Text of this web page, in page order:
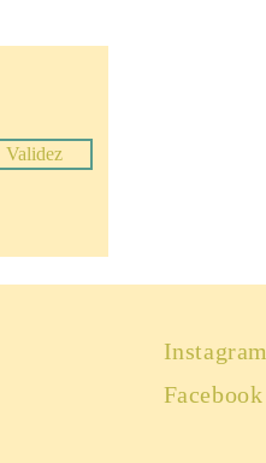
Validez
Instagram
Facebook